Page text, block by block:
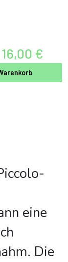
16,00 €
eine
Die